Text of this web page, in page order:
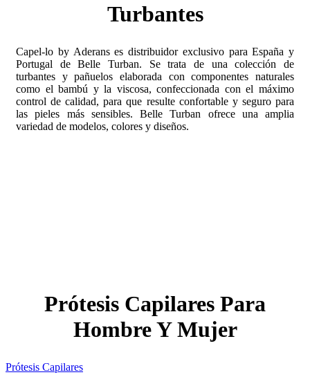
Turbantes
Capel-lo by Aderans es distribuidor exclusivo para España y
Portugal de Belle Turban. Se trata de una colección de
turbantes y pañuelos elaborada con componentes naturales
como el bambú y la viscosa, confeccionada con el máximo
control de calidad, para que resulte confortable y seguro para
las pieles más sensibles. Belle Turban ofrece una amplia
variedad de modelos, colores y diseños.
Prótesis Capilares Para
Hombre Y Mujer
Prótesis Capilares